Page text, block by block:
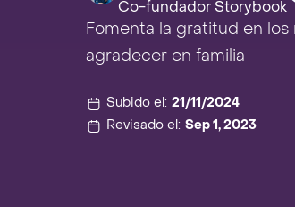
Co-fundador Storybook
Fomenta la gratitud en los
agradecer en familia
Subido el: 21/11/2024
Revisado el: Sep 1, 2023